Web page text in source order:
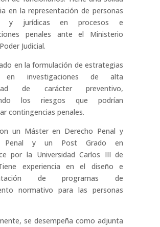
en la representación de personas
y jurídicas en procesos e
penales ante el Ministerio
Judicial.
en la formulación de estrategias
en investigaciones de alta
de carácter preventivo,
los riesgos que podrían
contingencias penales.
un Máster en Derecho Penal y
Penal y un Post Grado en
por la Universidad Carlos III de
experiencia en el diseño e
de programas de
normativo para las personas
se desempeña como adjunta